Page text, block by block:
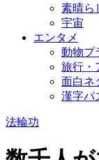
素晴ら
宇宙
エンタメ
動物プ
旅行・
面白ネ
漢字パ
法輪功